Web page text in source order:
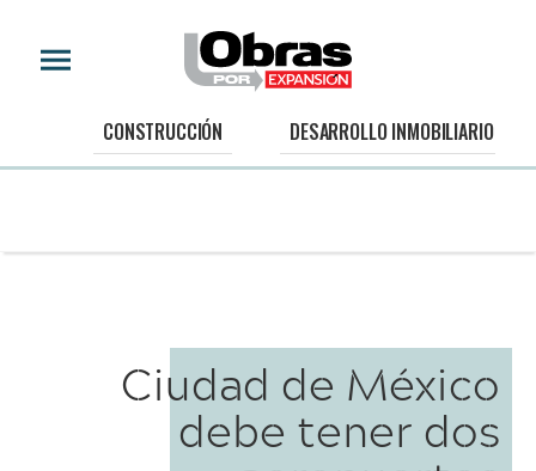
CONSTRUCCIÓN DESARROLLO INMOBILIARIO
Ciudad de México
debe tener dos